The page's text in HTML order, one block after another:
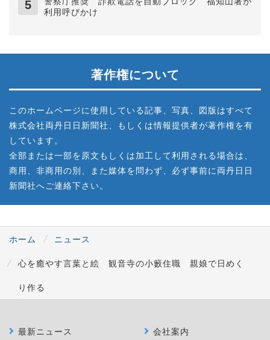
利用呼びかけ
著作権について
このホームページに使用している記事、写真、図版はすべて
株式会社両丹日日新聞社、もしくは情報提供者が著作権を有
しています。
全部または一部を原文もしくは加工して利用される場合は、
商用、非商用の別、また媒体を問わず、必ず事前に両丹日日
新聞社へご連絡下さい。
ホーム
ニュース
心を癒やす言葉と絵 観音寺の小籔住職 親娘で日めく
り作る
最新ニュース 会社案内